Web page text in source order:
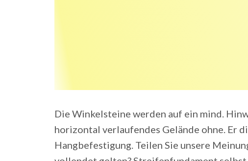
Die Winkelsteine werden auf ein mind.
horizontal verlaufendes Gelände ohne. Er
Hangbefestigung. Teilen Sie unsere